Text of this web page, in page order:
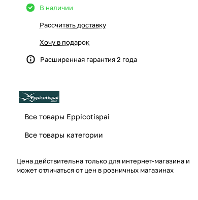
В наличии
Рассчитать доставку
Хочу в подарок
Расширенная гарантия 2 года
Все товары Eppicotispai
Все товары категории
Цена действительна только для интернет-магазина и
может отличаться от цен в розничных магазинах